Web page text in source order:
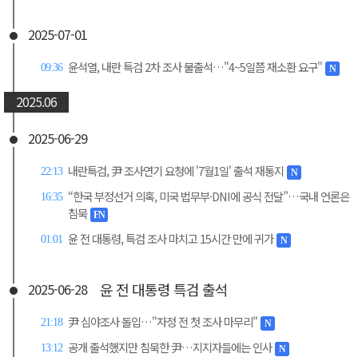
2025-07-01
09:36 윤석열, 내란 특검 2차 조사 불출석…"4~5일쯤 재소환 요구" N
2025.06
2025-06-29
22:13 내란특검, 尹 조사연기 요청에 '7월1일' 출석 재통지 N
16:35 “한국 부정선거 의혹, 미국 법무부·DNI에 공식 전달”…국내 언론은
침묵 FN
01:01 윤 전 대통령, 특검 조사 마치고 15시간 만에 귀가 N
2025-06-28 윤 전 대통령 특검 출석
21:18 尹 심야조사 돌입…"자정 전 첫 조사 마무리" N
13:12 공개 출석했지만 침묵한 尹…지지자들에는 인사 N